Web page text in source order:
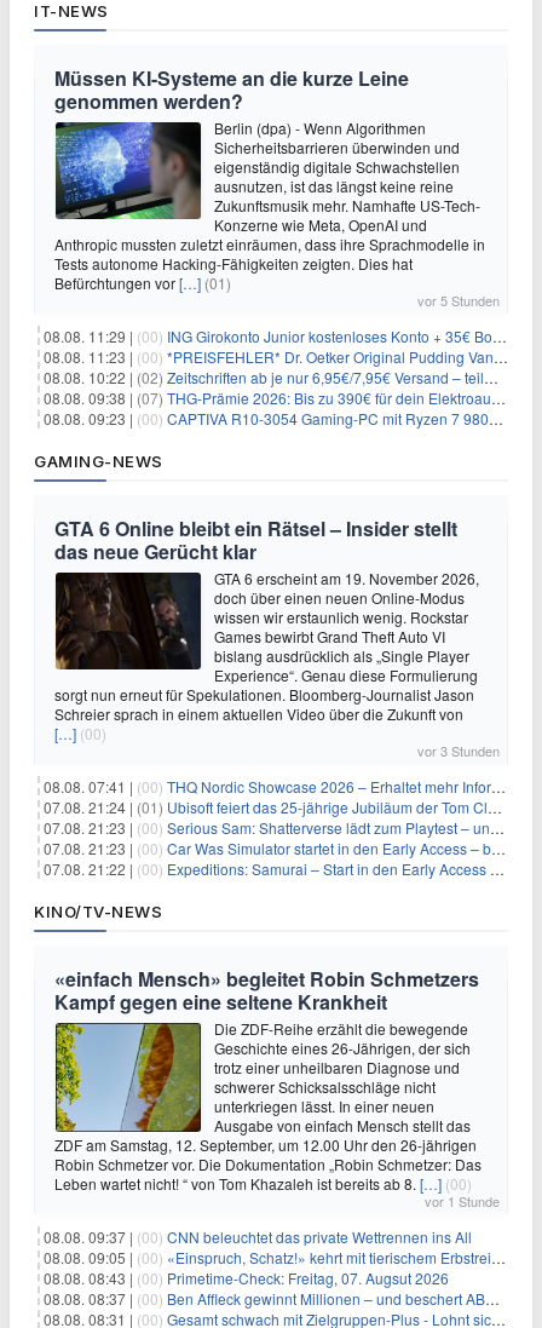
IT-NEWS
Müssen KI-Systeme an die kurze Leine
genommen werden?
Berlin (dpa) - Wenn Algorithmen
Sicherheitsbarrieren überwinden und
eigenständig digitale Schwachstellen
ausnutzen, ist das längst keine reine
Zukunftsmusik mehr. Namhafte US-Tech-
Konzerne wie Meta, OpenAI und
Anthropic mussten zuletzt einräumen, dass ihre Sprachmodelle in
Tests autonome Hacking-Fähigkeiten zeigten. Dies hat
Befürchtungen vor[…] (01)
vor 5 Stunden
08.08. 11:29 | (00) ING Girokonto Junior kostenloses Konto + 35€ Bonus
08.08. 11:23 | (00) *PREISFEHLER* Dr. Oetker Original Pudding Vanille 22er-Pack für 2,97€
08.08. 10:22 | (02) Zeitschriften ab je nur 6,95€/7,95€ Versand – teilweise selbstkündigend!
08.08. 09:38 | (07) THG-Prämie 2026: Bis zu 390€ für dein Elektroauto mit geld-fuer-eAuto.de
08.08. 09:23 | (00) CAPTIVA R10-3054 Gaming-PC mit Ryzen 7 9800X3D und RTX 5080 für 2.599€
GAMING-NEWS
GTA 6 Online bleibt ein Rätsel – Insider stellt
das neue Gerücht klar
GTA 6 erscheint am 19. November 2026,
doch über einen neuen Online-Modus
wissen wir erstaunlich wenig. Rockstar
Games bewirbt Grand Theft Auto VI
bislang ausdrücklich als „Single Player
Experience“. Genau diese Formulierung
sorgt nun erneut für Spekulationen. Bloomberg-Journalist Jason
Schreier sprach in einem aktuellen Video über die Zukunft von
[…] (00)
vor 3 Stunden
08.08. 07:41 | (00) THQ Nordic Showcase 2026 – Erhaltet mehr Informationen
07.08. 21:24 | (01) Ubisoft feiert das 25-jährige Jubiläum der Tom Clancy’s Ghost Recon-Reihe
07.08. 21:23 | (00) Serious Sam: Shatterverse lädt zum Playtest – und erscheint schon bald!
07.08. 21:23 | (00) Car Was Simulator startet in den Early Access – bald gehts los!
07.08. 21:22 | (00) Expeditions: Samurai – Start in den Early Access ab heute im feudalen Japan
KINO/TV-NEWS
«einfach Mensch» begleitet Robin Schmetzers
Kampf gegen eine seltene Krankheit
Die ZDF-Reihe erzählt die bewegende
Geschichte eines 26-Jährigen, der sich
trotz einer unheilbaren Diagnose und
schwerer Schicksalsschläge nicht
unterkriegen lässt. In einer neuen
Ausgabe von einfach Mensch stellt das
ZDF am Samstag, 12. September, um 12.00 Uhr den 26-jährigen
Robin Schmetzer vor. Die Dokumentation „Robin Schmetzer: Das
Leben wartet nicht! “ von Tom Khazaleh ist bereits ab 8. […] (00)
vor 1 Stunde
08.08. 09:37 | (00) CNN beleuchtet das private Wettrennen ins All
08.08. 09:05 | (00) «Einspruch, Schatz!» kehrt mit tierischem Erbstreit zurück
08.08. 08:43 | (00) Primetime-Check: Freitag, 07. Augsut 2026
08.08. 08:37 | (00) Ben Affleck gewinnt Millionen – und beschert ABC Top-Quoten
08.08. 08:31 | (00) Gesamt schwach mit Zielgruppen-Plus - Lohnt sich First Dates Hotel doch?